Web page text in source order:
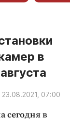
в
23.08.2021, 07:00
сегодня в